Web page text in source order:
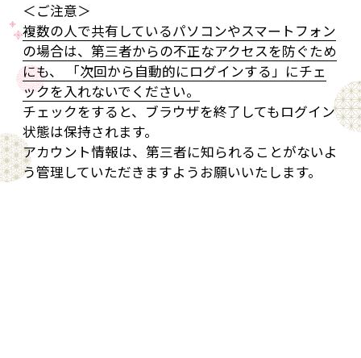
＜ご注意＞
複数の人で共有しているパソコンやスマートフォン
の場合は、第三者からの不正なアクセスを防ぐため
にも、 「次回から自動的にログインする」にチェ
ックを入れないでください。
チェックをすると、ブラウザを終了してもログイン
状態は保持されます。
アカウント情報は、第三者に知られることがないよ
う管理していただきますようお願いいたします。